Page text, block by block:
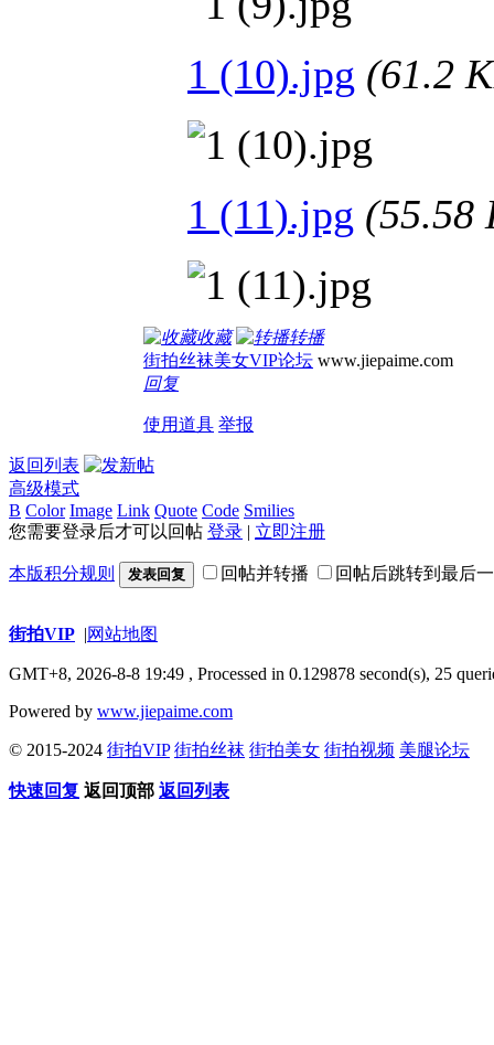
1 (10).jpg (61.2
1 (11).jpg (55.58
收藏
转播
街拍丝袜美女VIP论坛 www.jiepaime.com
回复
使用道具 举报
返回列表
高级模式
B Color Image Link Quote Code Smilies
您需要登录后才可以回帖 登录 | 立即注册
本版积分规则 发表回复 回帖并转播 回帖后跳转到最后
街拍VIP |网站地图
GMT+8, 2026-8-8 19:49 , Processed in 0.129878 second(s), 25
Powered by www.jiepaime.com
© 2015-2024 街拍VIP 街拍丝袜 街拍美女 街拍视频 美腿论坛
快速回复 返回顶部 返回列表